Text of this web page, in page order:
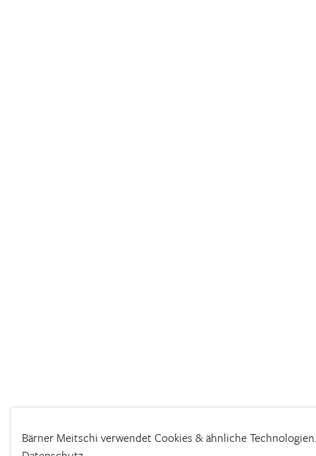
Bärner Meitschi verwendet Cookies & ähnliche